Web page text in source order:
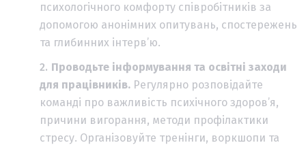
психологічного комфорту співробітників за
допомогою анонімних опитувань, спостережень
та глибинних інтерв’ю.
Проводьте інформування та освітні заходи
для працівників. Регулярно розповідайте
команді про важливість психічного здоров’я,
причини вигорання, методи профілактики
стресу. Організовуйте тренінги, воркшопи та